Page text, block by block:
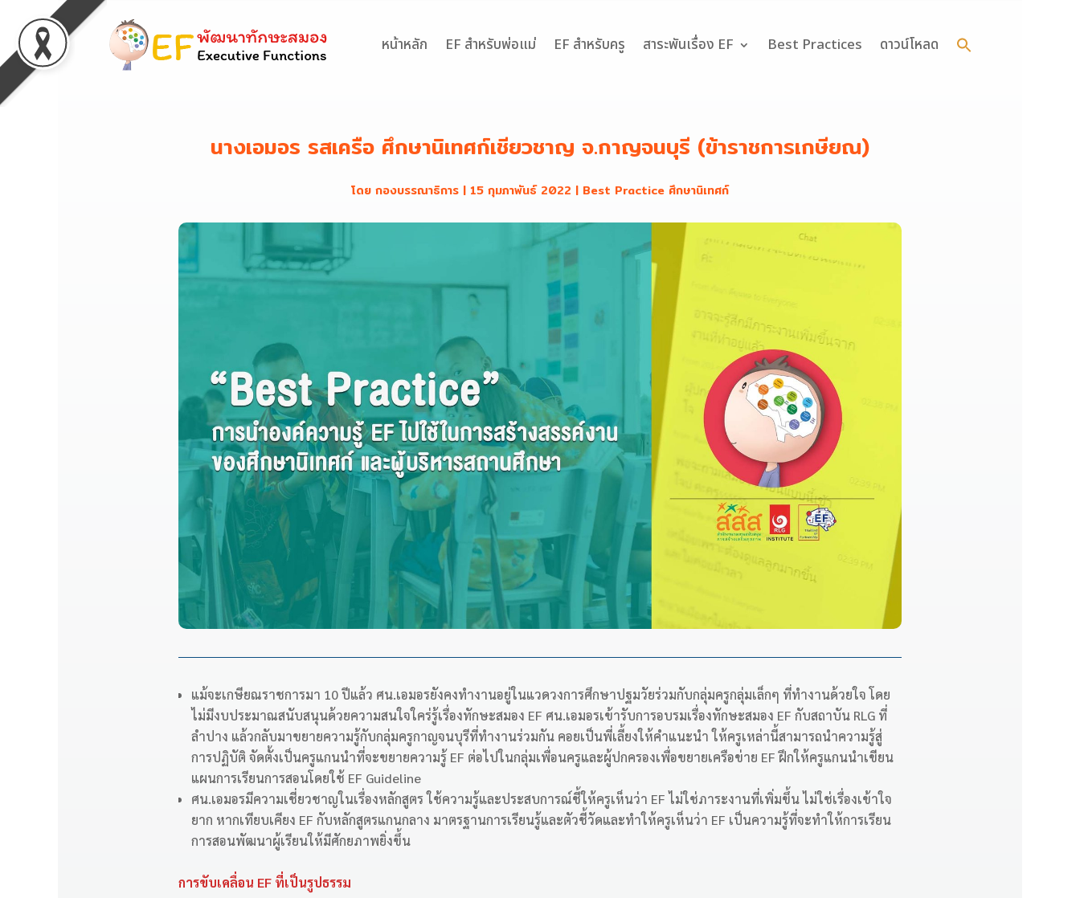
หน้าหลัก EF สำหรับพ่อแม่ EF สำหรับครู สาระพันเรื่อง EF Best Practices ดาวน์โหลด
นางเอมอร รสเครือ ศึกษานิเทศก์เชี่ยวชาญ จ.กาญจนบุรี (ข้าราชการเกษียณ)
โดย กองบรรณาธิการ | 15 กุมภาพันธ์ 2022 | Best Practice ศึกษานิเทศก์
แม้จะเกษียณราชการมา 10 ปีแล้ว ศน.เอมอรยังคงทำงานอยู่ในแวดวงการศึกษาปฐมวัยร่วมกับกลุ่มครูกลุ่มเล็กๆ ที่ทำงานด้วยใจ โดย
ไม่มีงบประมาณสนับสนุนด้วยความสนใจใคร่รู้เรื่องทักษะสมอง EF ศน.เอมอรเข้ารับการอบรมเรื่องทักษะสมอง EF กับสถาบัน RLG ที่
ลำปาง แล้วกลับมาขยายความรู้กับกลุ่มครูกาญจนบุรีที่ทำงานร่วมกัน คอยเป็นพี่เลี้ยงให้คำแนะนำ ให้ครูเหล่านี้สามารถนำความรู้สู่
การปฏิบัติ จัดตั้งเป็นครูแกนนำที่จะขยายความรู้ EF ต่อไปในกลุ่มเพื่อนครูและผู้ปกครองเพื่อขยายเครือข่าย EF ฝึกให้ครูแกนนำเขียน
แผนการเรียนการสอนโดยใช้ EF Guideline
ศน.เอมอรมีความเชี่ยวชาญในเรื่องหลักสูตร ใช้ความรู้และประสบการณ์ชี้ให้ครูเห็นว่า EF ไม่ใช่ภาระงานที่เพิ่มขึ้น ไม่ใช่เรื่องเข้าใจ
ยาก หากเทียบเคียง EF กับหลักสูตรแกนกลาง มาตรฐานการเรียนรู้และตัวชี้วัดและทำให้ครูเห็นว่า EF เป็นความรู้ที่จะทำให้การเรียน
การสอนพัฒนาผู้เรียนให้มีศักยภาพยิ่งขึ้น
การขับเคลื่อน EF ที่เป็นรูปธรรม